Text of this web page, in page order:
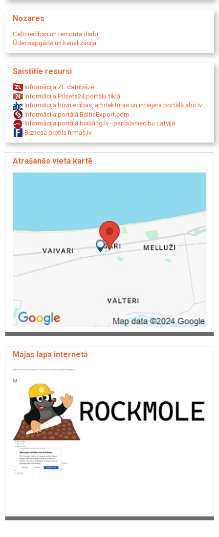
Nozares
Celtniecības un remonta darbi
Ūdensapgāde un kanalizācija
Saistītie resursi
Informācija ZL datubāzē
Informācija Pilseta24 portālu tīklā
Informācija būvniecības, arhitektūras un interjera portālā abc.lv
Informācija portālā BalticExport.com
Informācija portālā building.lv - par būvniecību Latvijā
Biznesa profils firmas.lv
Atrašanās vieta kartē
Mājas lapa internetā